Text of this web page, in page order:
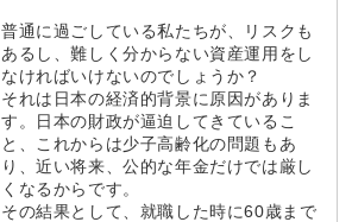
普通に過ごしている私たちが、リスクも
あるし、難しく分からない資産運用をし
なければいけないのでしょうか？
それは日本の経済的背景に原因がありま
す。日本の財政が逼迫してきているこ
と、これからは少子高齢化の問題もあ
り、近い将来、公的な年金だけでは厳し
くなるからです。
その結果として、就職した時に60歳まで